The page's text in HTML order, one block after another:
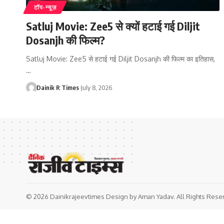
टॉप-न्यूज़
Satluj Movie: Zee5 से क्यों हटाई गई Diljit
Dosanjh की फिल्म?
Satluj Movie: Zee5 से हटाई गई Diljit Dosanjh की फिल्म का इतिहास,
…
Dainik R Times July 8, 2026
© 2026 Dainikrajeevtimes Design by Aman Yadav. All Rights